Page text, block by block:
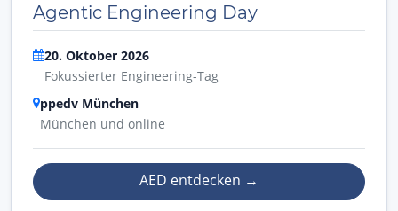
Agentic Engineering Day
20. Oktober 2026
Fokussierter Engineering-Tag
ppedv München
München und online
AED entdecken →